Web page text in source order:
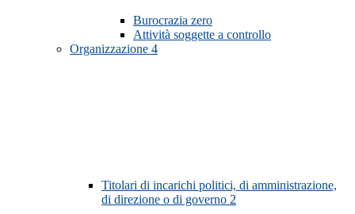
Burocrazia zero
Attività soggette a controllo
Organizzazione 4
Titolari di incarichi politici, di amministrazione,
di direzione o di governo 2